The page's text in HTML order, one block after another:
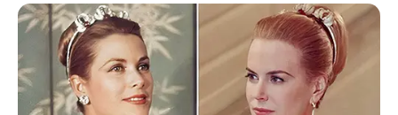
robaba en residencias de Barranquilla
, haciendo alarde
de sus acciones, las cuales mostraba como proezas.
Recientementese produjo su captura número once, la
cual se realizó en tiempo record
, por parte de la Policía y
personal del Inpec, luego que, a la media noche del